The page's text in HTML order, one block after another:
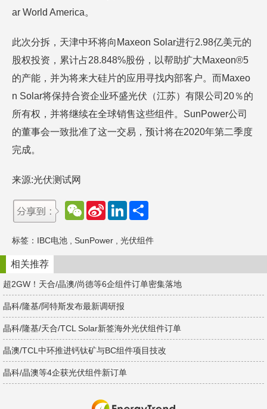
ar World America。
此次分拆，天津中环将向Maxeon Solar进行2.98亿美元的
股权投资，累计占28.848%股份，以帮助扩大Maxeon®5
的产能，并为将来大硅片的应用寻找内部客户。而Maxeo
n Solar将保持合资企业环盛光伏（江苏）有限公司20％的
所有权，并将继续在全球销售这些组件。SunPower公司
的董事会一致批准了这一交易，预计将在2020年第二季度
完成。
来源:光伏测试网
W
e
a
t
S
W
e
b
o
L
e
d
n
标签： IBC电池 SunPower 光伏组件
相关推荐
超2GW！天合/晶澳/尚德等6企组件订单密集落地
晶科/隆基/阿特斯发布最新调研报
晶科/隆基/天合/TCL Solar新签海外光伏组件订单
晶澳/TCL中环推进钙钛矿与BC组件项目技改
晶科/晶澳等4企获光伏组件新订单